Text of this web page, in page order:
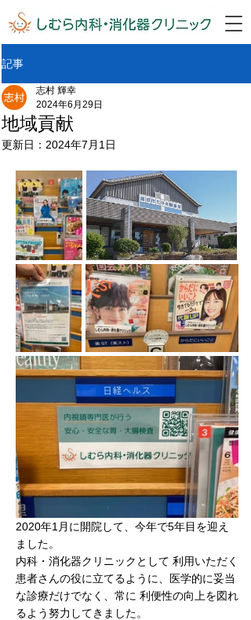
記事
地域貢献
志村 輝幸
2024年6月29日
更新日： 2024年7月1日
2020年1月に開院して、今年で5年目を迎え
ました。
内科・消化器クリニックとして 利用いただく
患者さんの役に立てるように、医学的に妥当
な診療だけでなく、常に 利便性の向上を図れ
るよう努力してきました。